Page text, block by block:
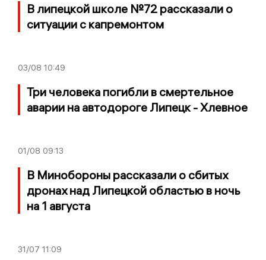
В липецкой школе №72 рассказали о
ситуации с капремонтом
03/08 10:49
Три человека погибли в смертельное
аварии на автодороге Липецк - Хлевное
01/08 09:13
В Минобороны рассказали о сбитых
дронах над Липецкой областью в ночь
на 1 августа
31/07 11:09